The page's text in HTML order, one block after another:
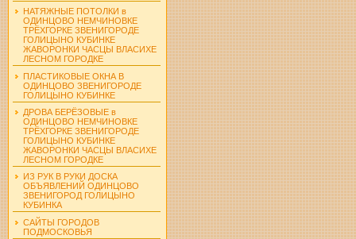
НАТЯЖНЫЕ ПОТОЛКИ в
ОДИНЦОВО НЕМЧИНОВКЕ
ТРЁХГОРКЕ ЗВЕНИГОРОДЕ
ГОЛИЦЫНО КУБИНКЕ
ЖАВОРОНКИ ЧАСЦЫ ВЛАСИХЕ
ЛЕСНОМ ГОРОДКЕ
ПЛАСТИКОВЫЕ ОКНА В
ОДИНЦОВО ЗВЕНИГОРОДЕ
ГОЛИЦЫНО КУБИНКЕ
ДРОВА БЕРЁЗОВЫЕ в
ОДИНЦОВО НЕМЧИНОВКЕ
ТРЁХГОРКЕ ЗВЕНИГОРОДЕ
ГОЛИЦЫНО КУБИНКЕ
ЖАВОРОНКИ ЧАСЦЫ ВЛАСИХЕ
ЛЕСНОМ ГОРОДКЕ
ИЗ РУК В РУКИ ДОСКА
ОБЪЯВЛЕНИЙ ОДИНЦОВО
ЗВЕНИГОРОД ГОЛИЦЫНО
КУБИНКА
САЙТЫ ГОРОДОВ
ПОДМОСКОВЬЯ